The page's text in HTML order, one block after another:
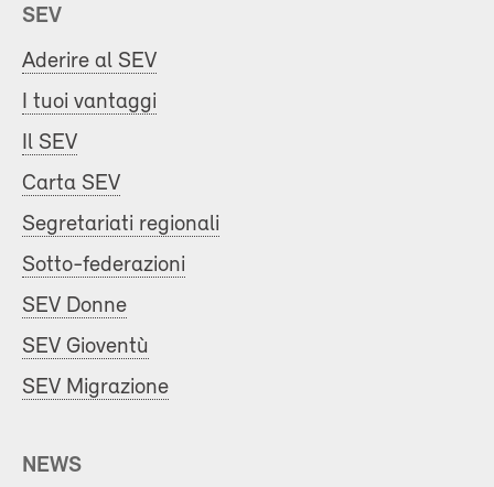
SEV
Aderire al SEV
I tuoi vantaggi
Il SEV
Carta SEV
Segretariati regionali
Sotto-federazioni
SEV Donne
SEV Gioventù
SEV Migrazione
NEWS